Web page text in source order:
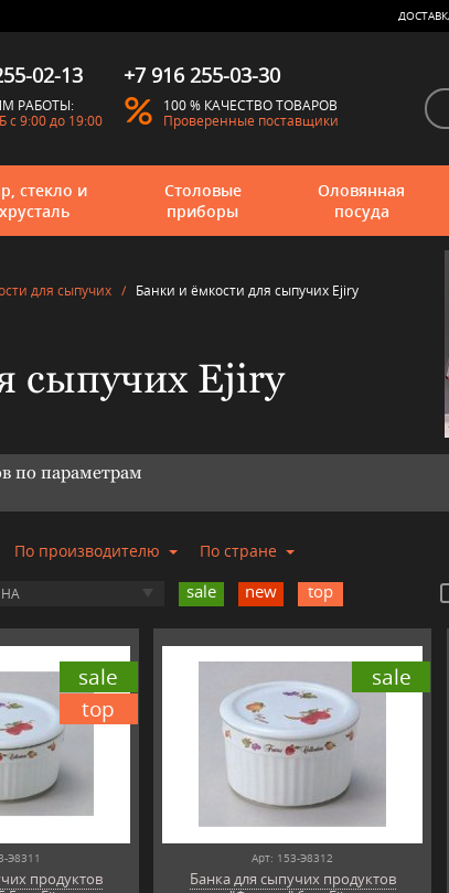
02-13
РАБОТЫ:
с 9:00 до 19:00
+7 916 255-03-30
100 % КАЧЕСТВО ТОВАРОВ
Проверенные поставщики
стекло и
хрусталь
Столовые
приборы
Оловянная
посуда
для сыпучих / Банки и ёмкости для сыпучих Ejiry
сыпучих Ejiry
по параметрам
По производителю По стране
sale new top
sale
top
Э8311
продуктов
sale
Арт: 153-Э8312
Банка для сыпучих продуктов